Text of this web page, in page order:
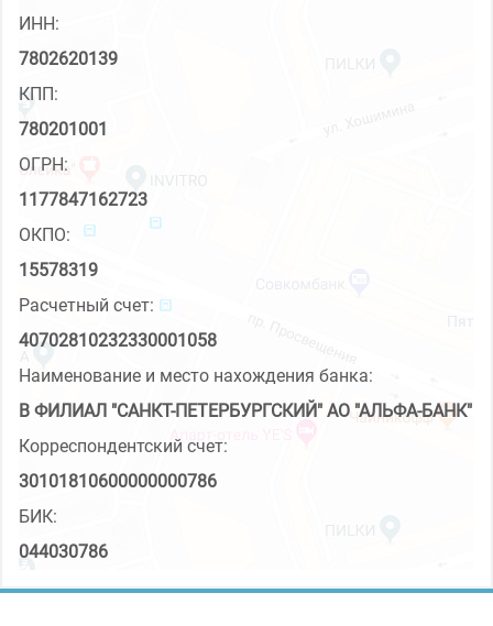
ИНН:
7802620139
КПП:
780201001
ОГРН:
1177847162723
ОКПО:
15578319
Расчетный счет:
40702810232330001058
Наименование и место нахождения банка:
В ФИЛИАЛ "САНКТ-ПЕТЕРБУРГСКИЙ" АО "АЛЬФА-БАНК"
Корреспондентский счет:
30101810600000000786
БИК:
044030786